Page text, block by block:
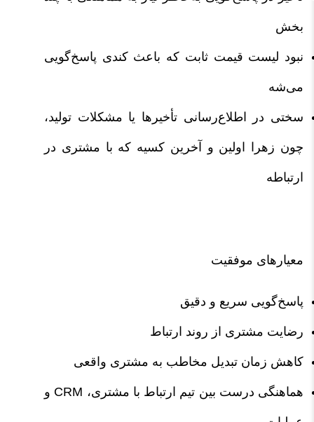
بخش
نبود لیست قیمت ثابت که باعث کندی پاسخ‌گویی
می‌شه
سختی در اطلاع‌رسانی تأخیرها یا مشکلات تولید،
چون زهرا اولین و آخرین کسیه که با مشتری در
ارتباطه
معیارهای موفقیت
پاسخ‌گویی سریع و دقیق
رضایت مشتری از روند ارتباط
کاهش زمان تبدیل مخاطب به مشتری واقعی
هماهنگی درست بین تیم ارتباط با مشتری، CRM و